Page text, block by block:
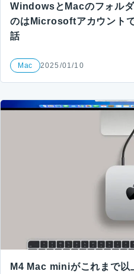
WindowsとMacのフォル
のはMicrosoftアカウント
話
Mac 2025/01/10
M4 Mac miniがこれまで以